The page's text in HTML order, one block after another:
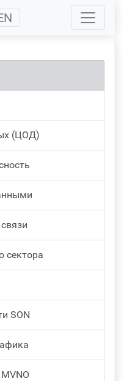
(ЦОД)
сектора
SON